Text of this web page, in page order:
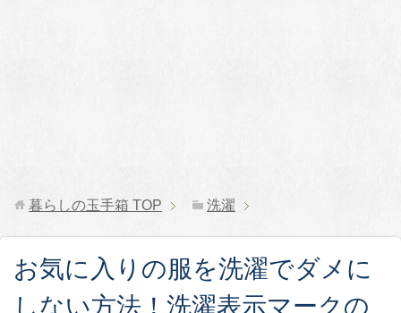
暮らしの玉手箱 TOP 洗濯
お気に入りの服を洗濯でダメに
しない方法！洗濯表示マークの